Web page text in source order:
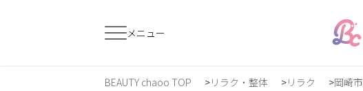
メニュー
すでに会員の方 はじめてご利用の方
BEAUTY chaoo TOP リラク・整体 リラク 岡崎市